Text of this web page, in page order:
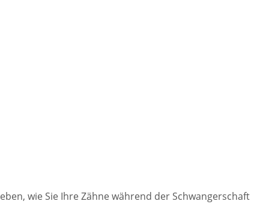
wie Sie Ihre Zähne während der Schwangerschaft